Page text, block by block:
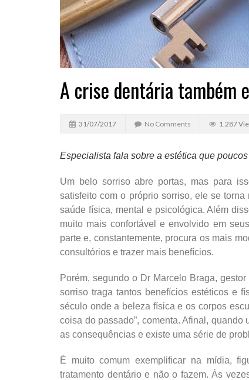
A crise dentária também
31/07/2017 No Comments 1.287
Especialista fala sobre a estética que
Um belo sorriso abre portas, mas para
satisfeito com o próprio sorriso, ele se
saúde física, mental e psicológica. Além
muito mais confortável e envolvido em
parte e, constantemente, procura os mais
consultórios e trazer mais benefícios.
Porém, segundo o Dr Marcelo Braga,
sorriso traga tantos benefícios estéticos e
século onde a beleza física e os corpos
coisa do passado”, comenta. Afinal,
as consequências e existe uma série de
É muito comum exemplificar na mídia,
tratamento dentário e não o fazem. Ás